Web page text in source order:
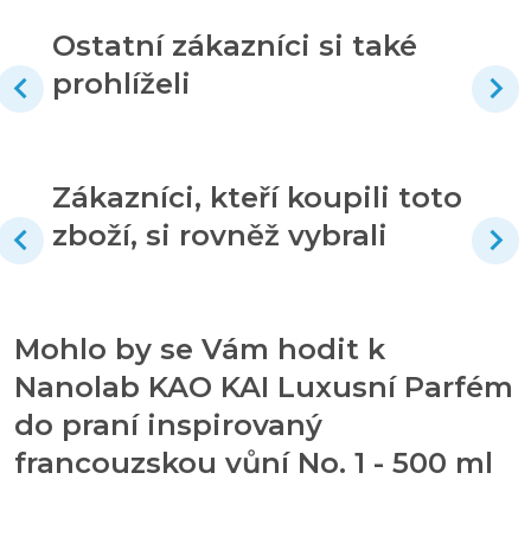
Ostatní zákazníci si také
prohlíželi
Zákazníci, kteří koupili toto
zboží, si rovněž vybrali
Mohlo by se Vám hodit k
Nanolab KAO KAI Luxusní Parfém
do praní inspirovaný
francouzskou vůní No. 1 - 500 ml